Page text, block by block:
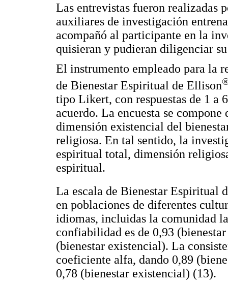
Las entrevistas fueron realizadas
auxiliares de investigación
acompañó al participante en la
quisieran y pudieran diligenciar
El instrumento empleado para la
de Bienestar Espiritual de Ellison
tipo Likert, con respuestas de 1 a
acuerdo. La encuesta se compone
dimensión existencial del
religiosa. En tal sentido, la
espiritual total, dimensión
espiritual.
La escala de Bienestar Espiritual
en poblaciones de diferentes
idiomas, incluidas la comunidad
confiabilidad es de 0,93
(bienestar existencial). La
coeficiente alfa, dando 0,89
0,78 (bienestar existencial) (13).